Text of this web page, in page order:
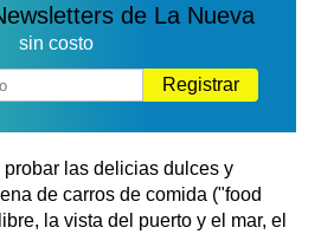
de La Nueva
sin costo
Registrar
las delicias dulces y
de carros de comida ("food
la vista del puerto y el mar, el